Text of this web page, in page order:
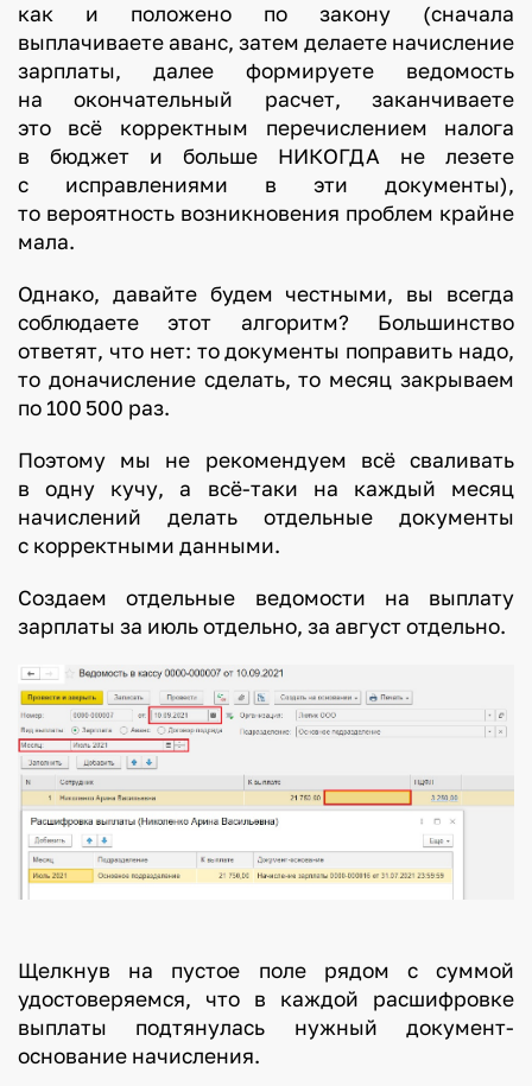
как и положено по закону (сначала
выплачиваете аванс, затем делаете начисление
зарплаты, далее формируете ведомость
на окончательный расчет, заканчиваете
это всё корректным перечислением налога
в бюджет и больше НИКОГДА не лезете
с исправлениями в эти документы),
то вероятность возникновения проблем крайне
мала.
Однако, давайте будем честными, вы всегда
соблюдаете этот алгоритм? Большинство
ответят, что нет: то документы поправить надо,
то доначисление сделать, то месяц закрываем
по 100 500 раз.
Поэтому мы не рекомендуем всё сваливать
в одну кучу, а всё-таки на каждый месяц
начислений делать отдельные документы
с корректными данными.
Создаем отдельные ведомости на выплату
зарплаты за июль отдельно, за август отдельно.
Щелкнув на пустое поле рядом с суммой
удостоверяемся, что в каждой расшифровке
выплаты подтянулась нужный документ-
основание начисления.